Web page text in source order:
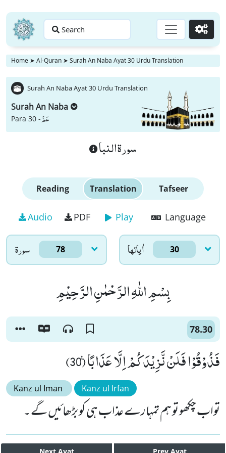
Search Go
Home ➤ Al-Quran ➤ Surah An Naba Ayat 30 Urdu Translation
Surah An Naba Ayat 30 Urdu Translation
Surah An Naba
Para 30 -عَمَّ
سورة النبا
Reading Translation Tafseer
Audio PDF Play Language
سورۃ 78 اٰياتها 30
بِسْمِ اللّٰهِ الرَّحْمٰنِ الرَّحِیْمِ
78.30
فَذُوْقُوْا فَلَنْ نَّزِیْدَكُمْ اِلَّا عَذَابًا۠ (30)
Kanz ul Iman Kanz ul Irfan
تواب چکھو تو ہم تمہارے عذاب ہی کو بڑھائیں گے ۔